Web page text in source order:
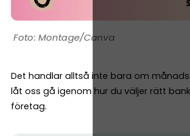
Montage/Canva
Det handlar alltså inte bara om
låt oss gå igenom hur du väljer rätt
företag.